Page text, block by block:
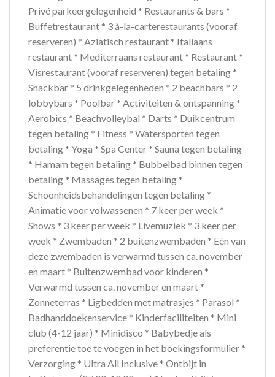
Privé parkeergelegenheid * Restaurants & bars *
Buffetrestaurant * 3 à-la-carterestaurants (vooraf
reserveren) * Aziatisch restaurant * Italiaans
restaurant * Mediterraans restaurant * Restaurant *
Visrestaurant (vooraf reserveren) tegen betaling *
Snackbar * 5 drinkgelegenheden * 2 beachbars * 2
lobbybars * Poolbar * Activiteiten & ontspanning *
Aerobics * Beachvolleybal * Darts * Duikcentrum
tegen betaling * Fitness * Watersporten tegen
betaling * Yoga * Spa Center * Sauna tegen betaling
* Hamam tegen betaling * Bubbelbad binnen tegen
betaling * Massages tegen betaling *
Schoonheidsbehandelingen tegen betaling *
Animatie voor volwassenen * 7 keer per week *
Shows * 3 keer per week * Livemuziek * 3 keer per
week * Zwembaden * 2 buitenzwembaden * Eén van
deze zwembaden is verwarmd tussen ca. november
en maart * Buitenzwembad voor kinderen *
Verwarmd tussen ca. november en maart *
Zonneterras * Ligbedden met matrasjes * Parasol *
Badhanddoekenservice * Kinderfaciliteiten * Mini
club (4-12 jaar) * Minidisco * Babybedje als
preferentie toe te voegen in het boekingsformulier *
Verzorging * Ultra All Inclusive * Ontbijt in